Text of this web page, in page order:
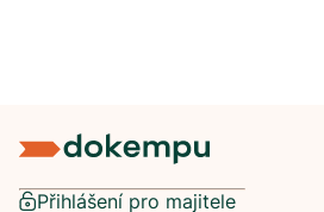
Přihlášení pro majitele